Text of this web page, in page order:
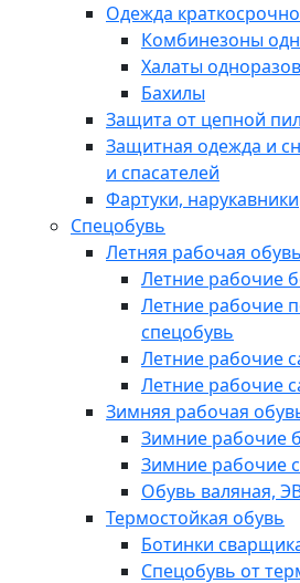
Одежда
Комбинезоны
Халаты
Бахилы
Защита от цепной
Защитная одежда и
и спасателей
Фартуки, нарукавники
Спецобувь
Летняя рабочая
Летние рабочие
Летние рабочие
спецобувь
Летние рабочие
Летние рабочие
Зимняя рабочая
Зимние рабочие
Зимние рабочие
Обувь валяная,
Термостойкая обувь
Ботинки
Спецобувь от